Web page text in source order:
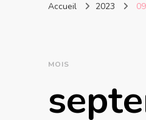
Accueil 2023 09
MOIS